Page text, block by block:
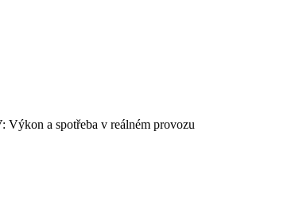
Výkon a spotřeba v reálném provozu